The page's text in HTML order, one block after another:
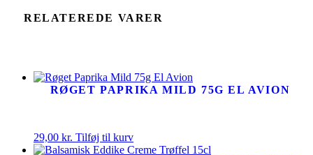
RELATEREDE VARER
RØGET PAPRIKA MILD 75G EL AVION
29,00 kr. Tilføj til kurv